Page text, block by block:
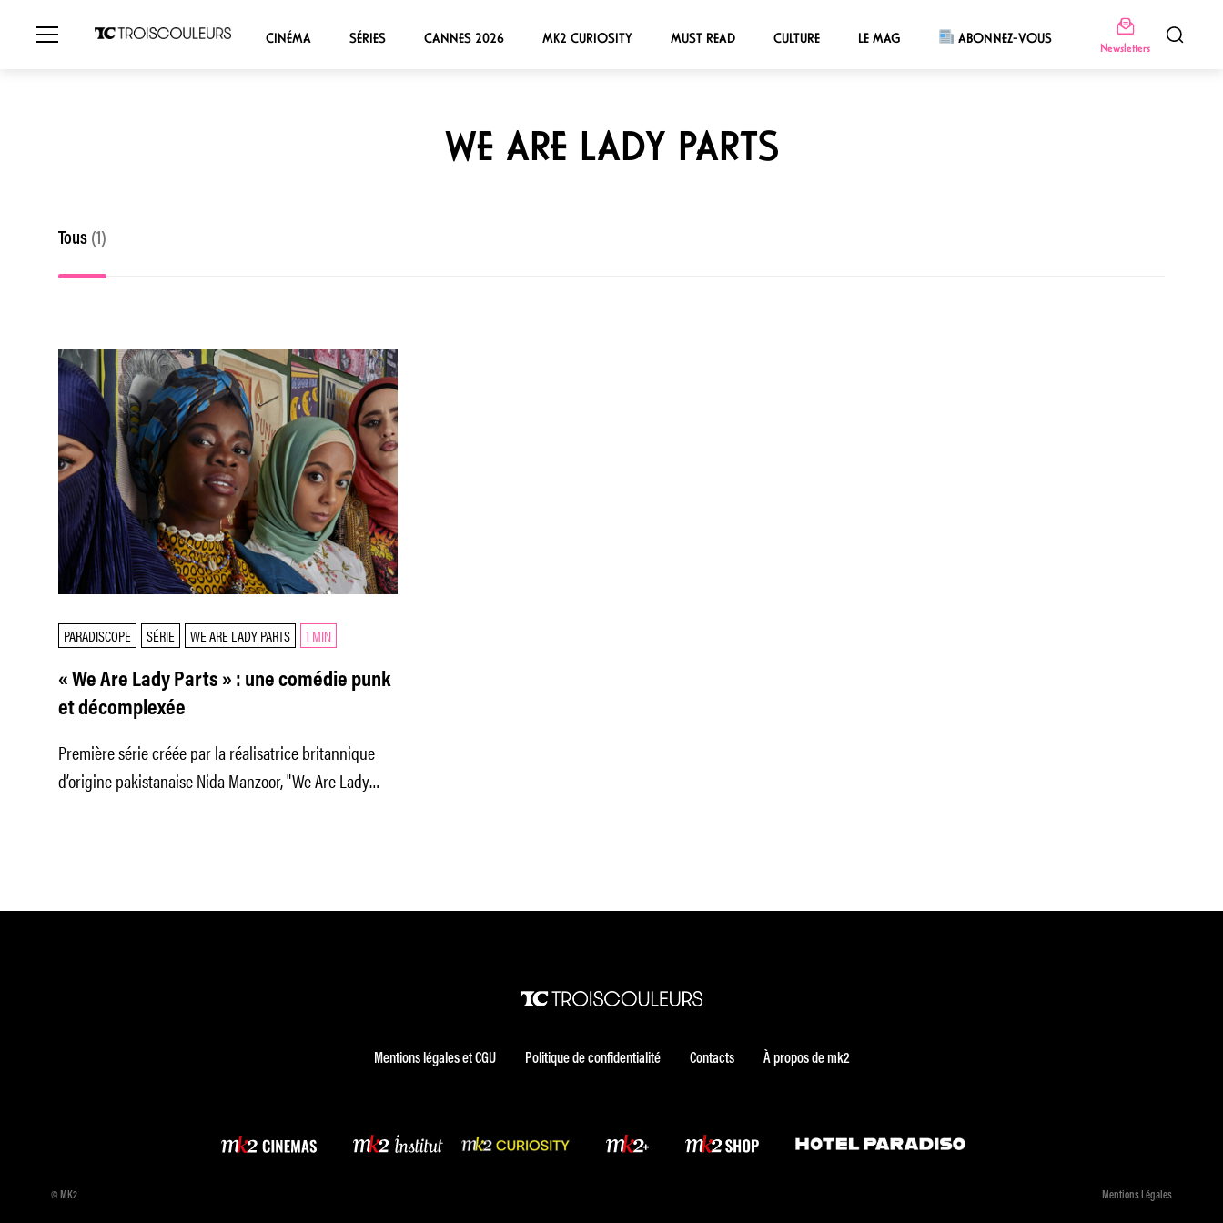
CINÉMA SÉRIES CANNES 2026 MK2 CURIOSITY MUST READ CULTURE LE MAG ABONNEZ-VOUS
Newsletters
WE ARE LADY PARTS
Tous (1)
PARADISCOPE SÉRIE WE ARE LADY PARTS 1 MIN
« We Are Lady Parts » : une comédie punk
et décomplexée
Première série créée par la réalisatrice britannique
d’origine pakistanaise Nida Manzoor, "We Are Lady
Mentions légales et CGU Politique de confidentialité Contacts À propos de mk2
© MK2 Mentions Légales